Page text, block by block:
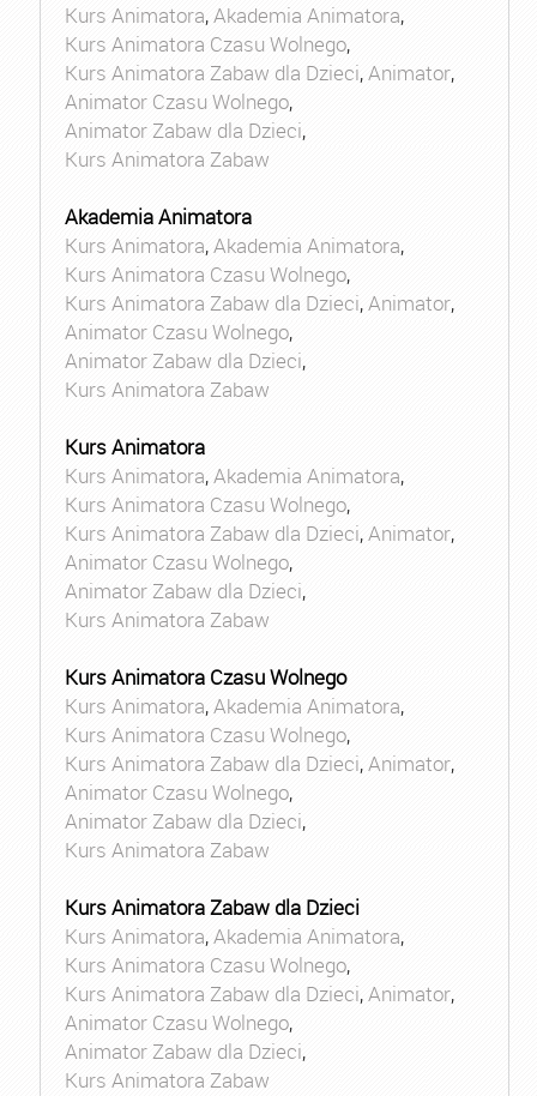
Kurs Animatora,Akademia Animatora,
Kurs Animatora Czasu Wolnego,
Kurs Animatora Zabaw dla Dzieci,Animator,
Animator Czasu Wolnego,
Animator Zabaw dla Dzieci,
Kurs Animatora Zabaw
Akademia Animatora
Kurs Animatora,Akademia Animatora,
Kurs Animatora Czasu Wolnego,
Kurs Animatora Zabaw dla Dzieci,Animator,
Animator Czasu Wolnego,
Animator Zabaw dla Dzieci,
Kurs Animatora Zabaw
Kurs Animatora
Kurs Animatora,Akademia Animatora,
Kurs Animatora Czasu Wolnego,
Kurs Animatora Zabaw dla Dzieci,Animator,
Animator Czasu Wolnego,
Animator Zabaw dla Dzieci,
Kurs Animatora Zabaw
Kurs Animatora Czasu Wolnego
Kurs Animatora,Akademia Animatora,
Kurs Animatora Czasu Wolnego,
Kurs Animatora Zabaw dla Dzieci,Animator,
Animator Czasu Wolnego,
Animator Zabaw dla Dzieci,
Kurs Animatora Zabaw
Kurs Animatora Zabaw dla Dzieci
Kurs Animatora,Akademia Animatora,
Kurs Animatora Czasu Wolnego,
Kurs Animatora Zabaw dla Dzieci,Animator,
Animator Czasu Wolnego,
Animator Zabaw dla Dzieci,
Kurs Animatora Zabaw